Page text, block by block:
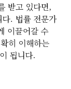
받고 있다면,
. 법률 전문가
이끌어갈 수
히 이해하는
됩니다.